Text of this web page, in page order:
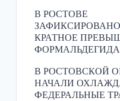
В РОСТОВЕ
ЗАФИКСИРОВАНО
КРАТНОЕ
В РОСТОВСКОЙ
НАЧАЛИ
ФЕДЕРАЛЬНЫЕ